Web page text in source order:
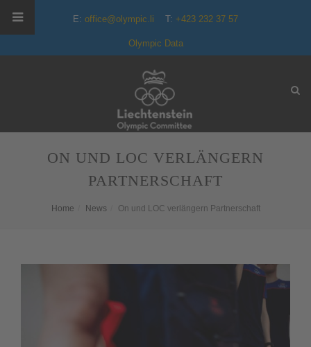
E: office@olympic.li T: +423 232 37 57
Olympic Data
ON UND LOC VERLÄNGERN
PARTNERSCHAFT
Home News On und LOC verlängern Partnerschaft